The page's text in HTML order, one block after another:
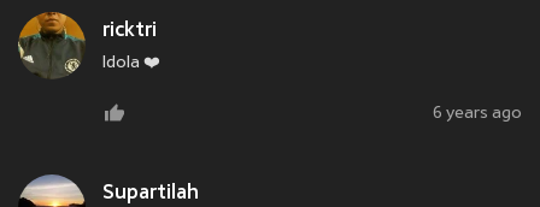
ricktri
Idola ❤️
6 years ago
Supartilah